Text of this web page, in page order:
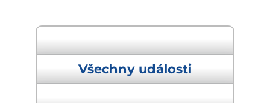
Všechny události